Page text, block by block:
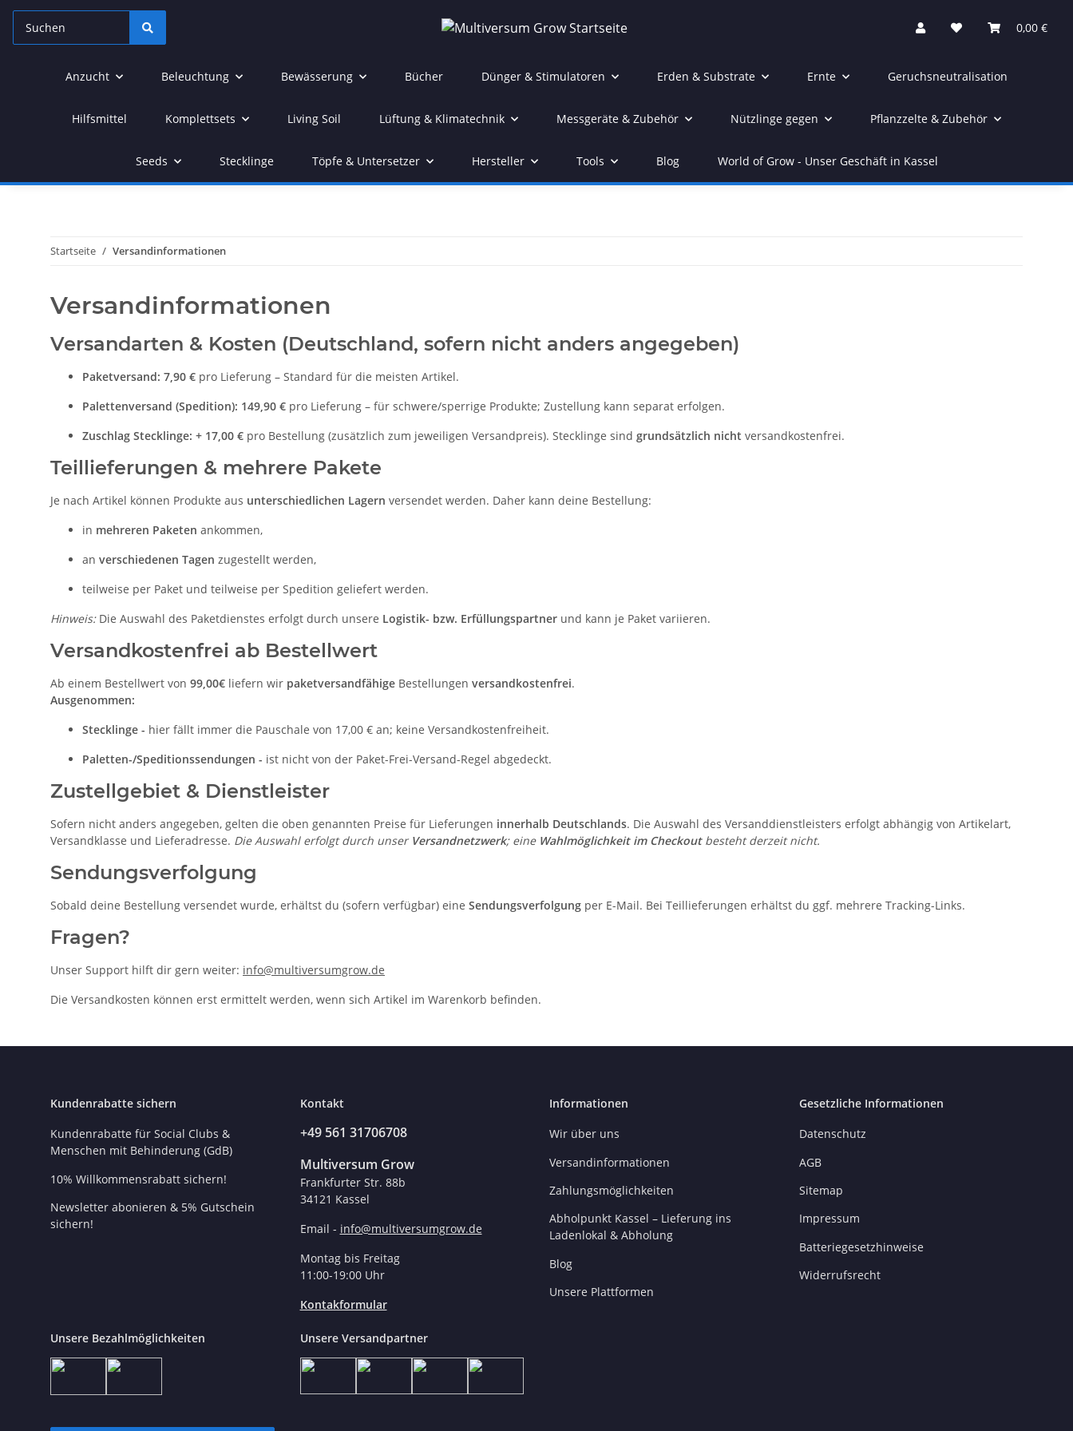
0,00 €
Anzucht Beleuchtung Bewässerung Bücher Dünger & Stimulatoren Erden & Substrate Ernte Geruchsneutralisation
Hilfsmittel Komplettsets Living Soil Lüftung & Klimatechnik Messgeräte & Zubehör Nützlinge gegen Pflanzzelte & Zubehör
Seeds Stecklinge Töpfe & Untersetzer Hersteller Tools Blog World of Grow - Unser Geschäft in Kassel
Startseite Versandinformationen
Versandinformationen
Versandarten & Kosten (Deutschland, sofern nicht anders angegeben)
Paketversand: 7,90 € pro Lieferung – Standard für die meisten Artikel.
Palettenversand (Spedition): 149,90 € pro Lieferung – für schwere/sperrige Produkte; Zustellung kann separat erfolgen.
Zuschlag Stecklinge: + 17,00 € pro Bestellung (zusätzlich zum jeweiligen Versandpreis). Stecklinge sind grundsätzlich nicht versandkostenfrei.
Teillieferungen & mehrere Pakete
Je nach Artikel können Produkte aus unterschiedlichen Lagern versendet werden. Daher kann deine Bestellung:
in mehreren Paketen ankommen,
an verschiedenen Tagen zugestellt werden,
teilweise per Paket und teilweise per Spedition geliefert werden.
Hinweis:Die Auswahl des Paketdienstes erfolgt durch unsere Logistik- bzw. Erfüllungspartner und kann je Paket variieren.
Versandkostenfrei ab Bestellwert
Ab einem Bestellwert von 99,00€ liefern wir paketversandfähige Bestellungen versandkostenfrei.
Ausgenommen:
Stecklinge - hier fällt immer die Pauschale von 17,00 € an; keine Versandkostenfreiheit.
Paletten-/Speditionssendungen - ist nicht von der Paket-Frei-Versand-Regel abgedeckt.
Zustellgebiet & Dienstleister
Sofern nicht anders angegeben, gelten die oben genannten Preise für Lieferungen innerhalb Deutschlands. Die Auswahl des Versanddienstleisters erfolgt abhängig von Artikelart,
Versandklasse und Lieferadresse. Die Auswahl erfolgt durch unser Versandnetzwerk; eine Wahlmöglichkeit im Checkoutbesteht derzeit nicht.
Sendungsverfolgung
Sobald deine Bestellung versendet wurde, erhältst du (sofern verfügbar) eine Sendungsverfolgung per E-Mail. Bei Teillieferungen erhältst du ggf. mehrere Tracking-Links.
Fragen?
Unser Support hilft dir gern weiter: info@multiversumgrow.de
Die Versandkosten können erst ermittelt werden, wenn sich Artikel im Warenkorb befinden.
Kundenrabatte sichern
Kundenrabatte für Social Clubs &
Menschen mit Behinderung (GdB)
10% Willkommensrabatt sichern!
Newsletter abonieren & 5% Gutschein
sichern!
Kontakt
+49 561 31706708
Multiversum Grow
Frankfurter Str. 88b
34121 Kassel
Email - info@multiversumgrow.de
Montag bis Freitag
11:00-19:00 Uhr
Kontakformular
Informationen
Wir über uns
Versandinformationen
Zahlungsmöglichkeiten
Abholpunkt Kassel – Lieferung ins
Ladenlokal & Abholung
Blog
Unsere Plattformen
Gesetzliche Informationen
Datenschutz
AGB
Sitemap
Impressum
Batteriegesetzhinweise
Widerrufsrecht
Unsere Bezahlmöglichkeiten Unsere Versandpartner